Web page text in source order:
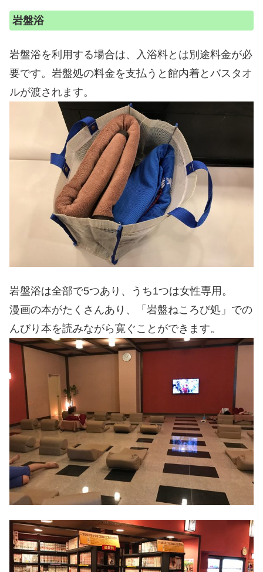
岩盤浴
岩盤浴を利用する場合は、入浴料とは別途料金が必
要です。岩盤処の料金を支払うと館内着とバスタオ
ルが渡されます。
岩盤浴は全部で5つあり、うち1つは女性専用。
漫画の本がたくさんあり、「岩盤ねころび処」での
んびり本を読みながら寛ぐことができます。